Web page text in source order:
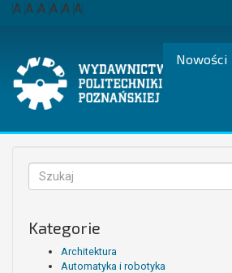
Przejdź
A A A A A A
Nowości
Formularz
wyszukiwania
Kategorie
Architektura
Automatyka i robotyka